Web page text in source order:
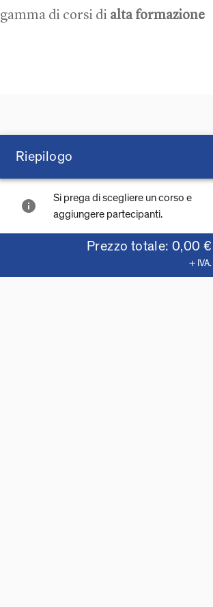
di corsi di alta formazione
Riepilogo
info
Si prega di scegliere un corso e
aggiungere partecipanti.
Prezzo totale: 0,00 €
+ IVA.